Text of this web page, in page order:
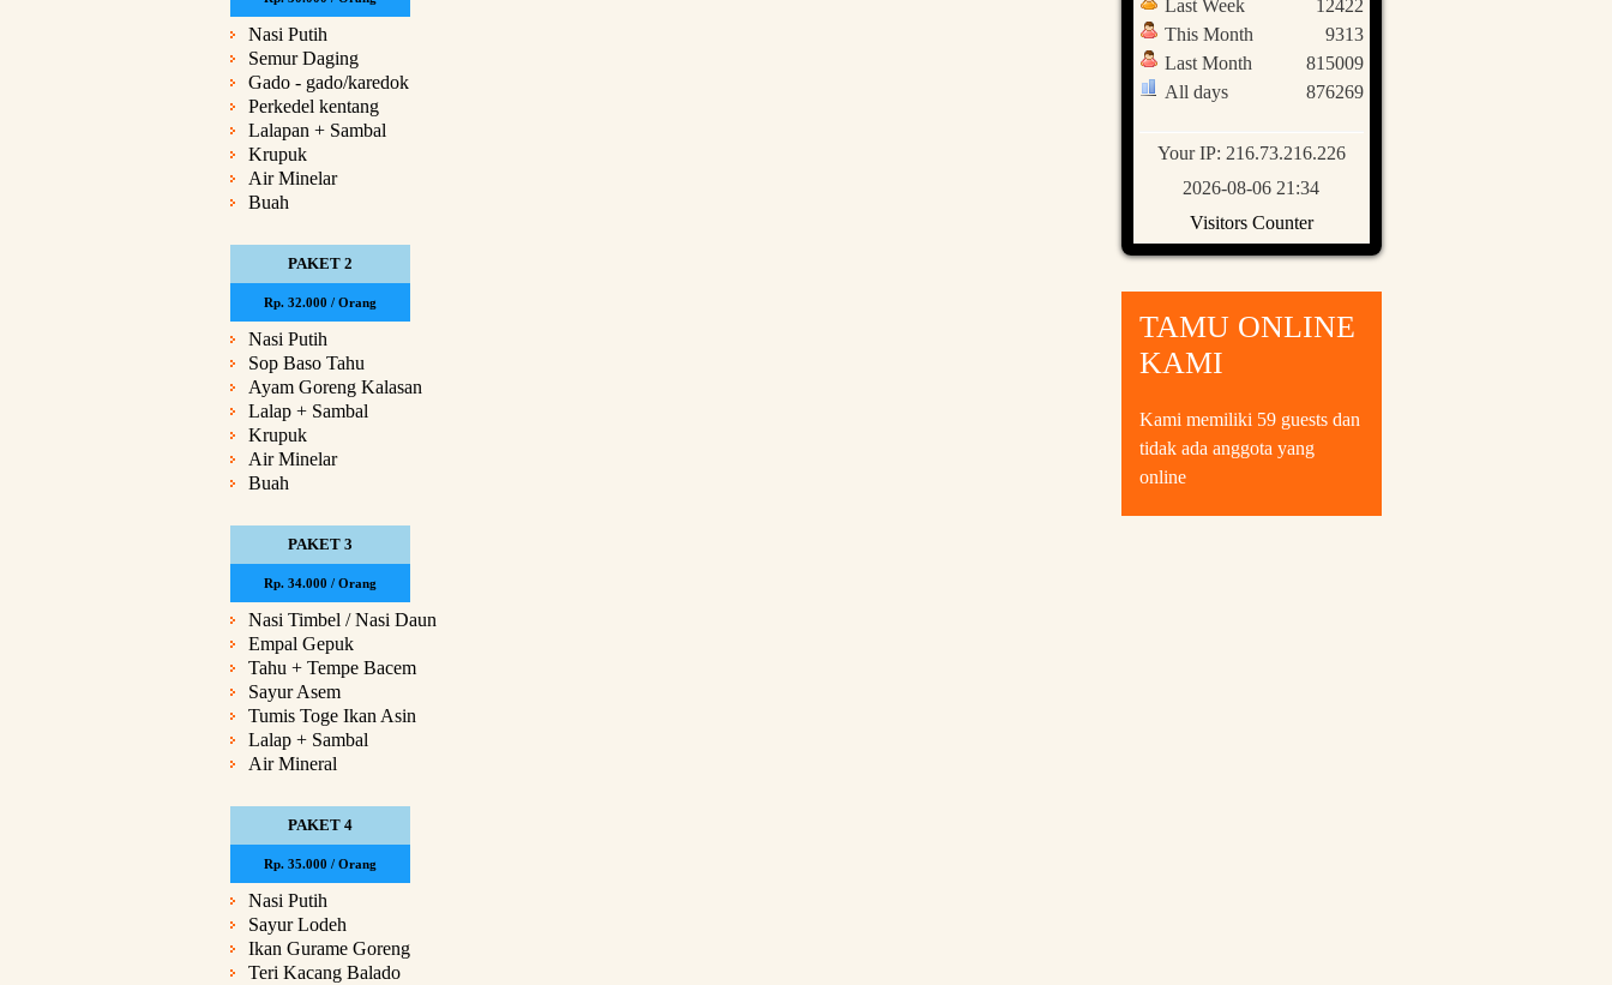
Nasi Putih
Semur Daging
Gado - gado/karedok
Perkedel kentang
Lalapan + Sambal
Krupuk
Air Minelar
Buah
PAKET 2
Rp. 32.000 / Orang
Nasi Putih
Sop Baso Tahu
Ayam Goreng Kalasan
Lalap + Sambal
Krupuk
Air Minelar
Buah
PAKET 3
Rp. 34.000 / Orang
Nasi Timbel / Nasi Daun
Empal Gepuk
Tahu + Tempe Bacem
Sayur Asem
Tumis Toge Ikan Asin
Lalap + Sambal
Air Mineral
PAKET 4
Rp. 35.000 / Orang
Nasi Putih
Sayur Lodeh
Ikan Gurame Goreng
Teri Kacang Balado
Last Week
This Month
Last Month
All days
12422
9313
815009
876269
Your IP: 216.73.216.226
2026-08-06 21:34
Visitors Counter
TAMU ONLINE
KAMI
Kami memiliki 59 guests dan
tidak ada anggota yang
online